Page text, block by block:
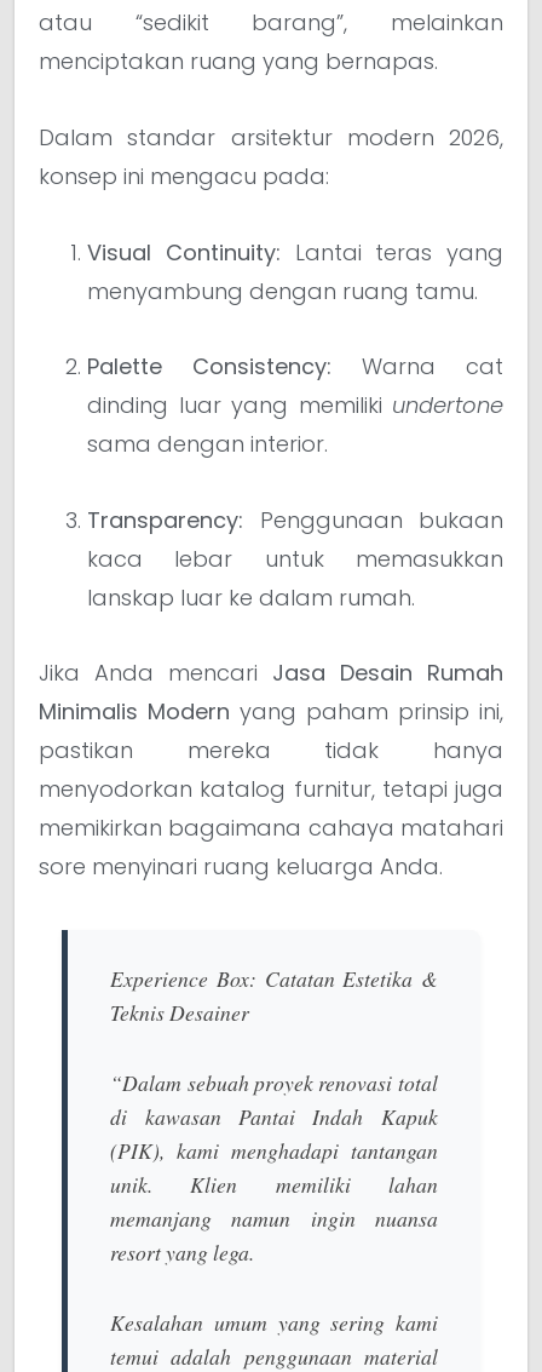
atau “sedikit barang”, melainkan
menciptakan ruang yang bernapas.
Dalam standar arsitektur modern 2026,
konsep ini mengacu pada:
Visual Continuity: Lantai teras yang
menyambung dengan ruang tamu.
Palette Consistency: Warna cat
dinding luar yang memiliki undertone
sama dengan interior.
Transparency: Penggunaan bukaan
kaca lebar untuk memasukkan
lanskap luar ke dalam rumah.
Jika Anda mencari Jasa Desain Rumah
Minimalis Modern yang paham prinsip ini,
pastikan mereka tidak hanya
menyodorkan katalog furnitur, tetapi juga
memikirkan bagaimana cahaya matahari
sore menyinari ruang keluarga Anda.
Experience Box: Catatan Estetika &
Teknis Desainer
“Dalam sebuah proyek renovasi total
di kawasan Pantai Indah Kapuk
(PIK), kami menghadapi tantangan
unik. Klien memiliki lahan
memanjang namun ingin nuansa
resortyang lega.
Kesalahan umum yang sering kami
temui adalah penggunaan material